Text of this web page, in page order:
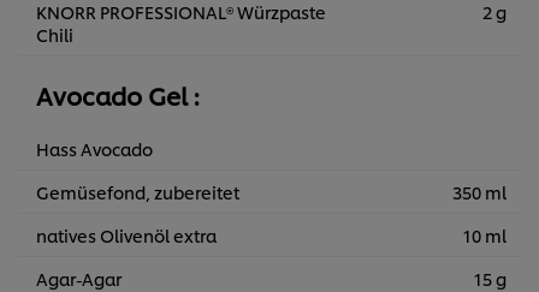
KNORR PROFESSIONAL® Würzpaste
Chili
2 g
Avocado Gel :
Hass Avocado
Gemüsefond, zubereitet
350 ml
natives Olivenöl extra
10 ml
Agar-Agar
15 g